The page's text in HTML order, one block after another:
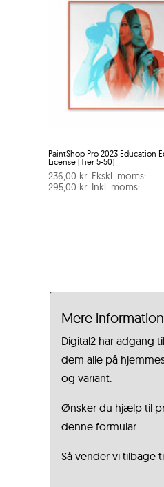
PaintShop Pro 2023 Education
License (Tier 5-50)
236,00 kr. Ekskl. moms:
295,00 kr. Inkl. moms:
Mere information
Digital2 har adgang
dem alle på
og variant.
Ønsker du hjælp til
denne formular.
Så vender vi tilbage